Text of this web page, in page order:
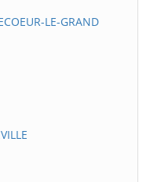
LE-GRAND